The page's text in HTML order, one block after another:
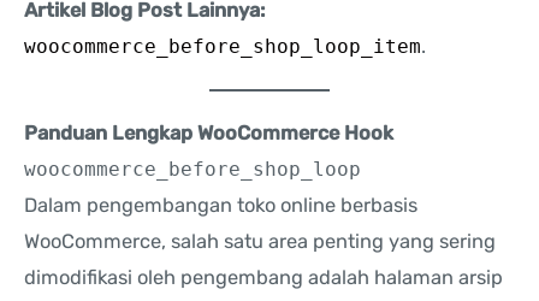
Artikel Blog Post Lainnya:
woocommerce_before_shop_loop_item.
Panduan Lengkap WooCommerce Hook
woocommerce_before_shop_loop
Dalam pengembangan toko online berbasis
WooCommerce, salah satu area penting yang sering
dimodifikasi oleh pengembang adalah halaman arsip